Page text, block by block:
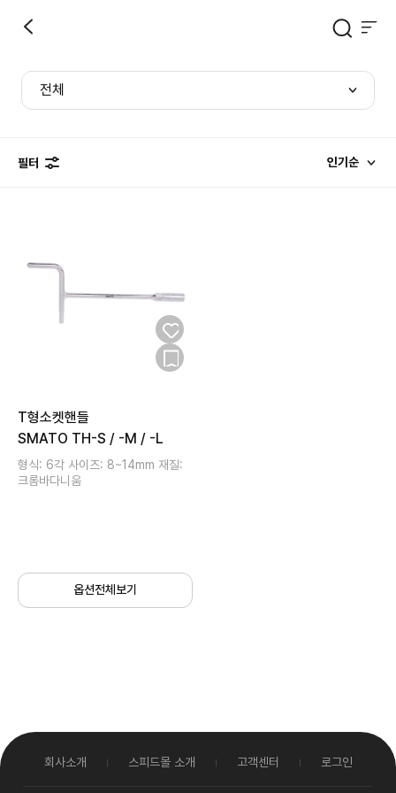
전체
필터 인기순
T형소켓핸들
SMATO TH-S / -M / -L
형식: 6각 사이즈: 8~14mm 재질:
크롬바다니움
옵션전체보기
회사소개 스피드몰 소개 고객센터 로그인